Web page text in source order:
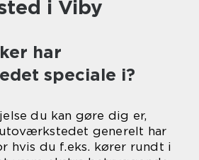
i Viby
har
speciale i?
du kan gøre dig er,
generelt har
hvis du f.eks. kører rundt i